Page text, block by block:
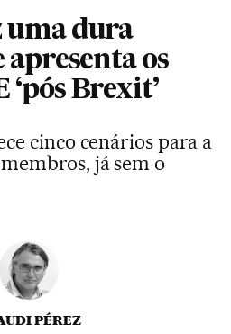
uma dura
os
‘pós Brexit’
cinco cenários para a
já sem o
PÉREZ